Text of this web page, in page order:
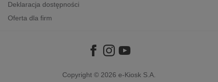
Deklaracja dostępności
Oferta dla firm
Copyright © 2026 e-Kiosk S.A.